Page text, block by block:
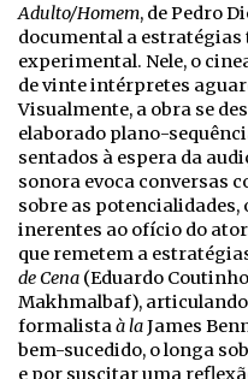
Adulto/Homem, de Pedro
documental a
experimental. Nele, o
de vinte intérpretes
Visualmente, a obra se
elaborado plano-
sentados à espera da
sonora evoca conversas
sobre as potencialidades,
inerentes ao ofício do
que remetem a
de Cena (Eduardo
Makhmalbaf),
formalista à laJames
bem-sucedido, o longa
e por suscitar uma